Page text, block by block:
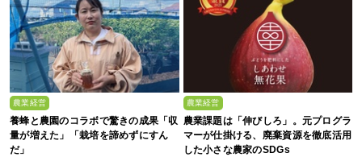
農業経営
養蜂と農園のコラボで驚きの成果「収
量が増えた」「栽培を諦めずにすん
だ」
農業経営
農業課題は「伸びしろ」。元プログラ
マーが仕掛ける、廃棄資源を徹底活用
した小さな農家のSDGs